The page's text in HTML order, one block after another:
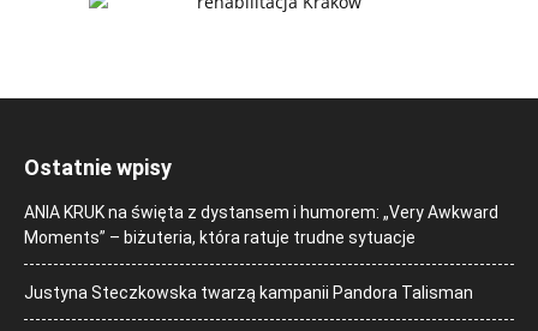
Ostatnie wpisy
ANIA KRUK na święta z dystansem i humorem: „Very Awkward
Moments” – biżuteria, która ratuje trudne sytuacje
Justyna Steczkowska twarzą kampanii Pandora Talisman